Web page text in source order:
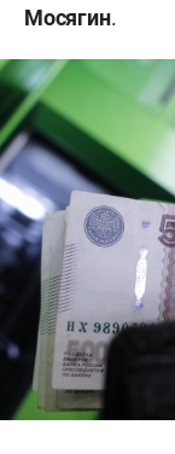
Мосягин.